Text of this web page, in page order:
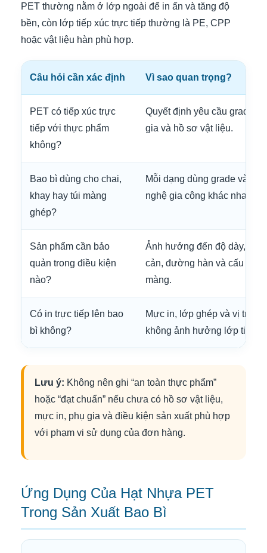
PET thường nằm ở lớp ngoài để in ấn và tăng độ
bền, còn lớp tiếp xúc trực tiếp thường là PE, CPP
hoặc vật liệu hàn phù hợp.
Câu hỏi cần xác định Vì sao quan trọng?
PET có tiếp xúc trực
tiếp với thực phẩm
không?
Quyết định yêu cầu grade,
gia và hồ sơ vật liệu.
Bao bì dùng cho chai,
khay hay túi màng
ghép?
Mỗi dạng dùng grade và
nghệ gia công khác nhau.
Sản phẩm cần bảo
quản trong điều kiện
nào?
Ảnh hưởng đến độ dày, lớp
cản, đường hàn và cấu trúc
màng.
Có in trực tiếp lên bao
bì không?
Mực in, lớp ghép và vị trí in
không ảnh hưởng lớp tiếp
Lưu ý: Không nên ghi “an toàn thực phẩm”
hoặc “đạt chuẩn” nếu chưa có hồ sơ vật liệu,
mực in, phụ gia và điều kiện sản xuất phù hợp
với phạm vi sử dụng của đơn hàng.
Ứng Dụng Của Hạt Nhựa PET
Trong Sản Xuất Bao Bì